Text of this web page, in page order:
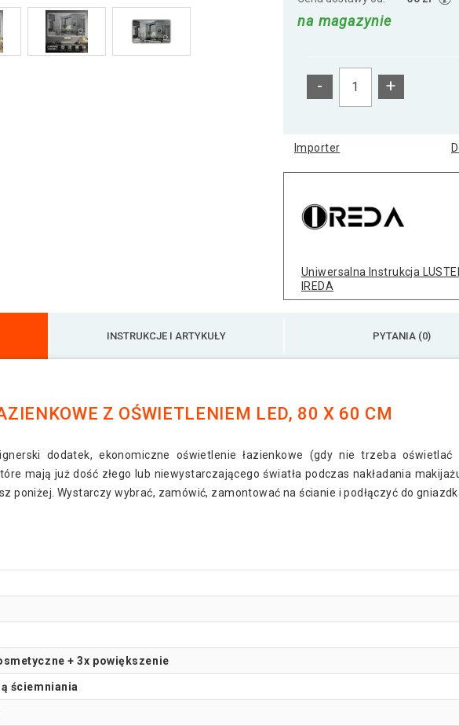
na magazynie
- +
Importer
Uniwersalna Instrukcja
IREDA
INSTRUKCJE I ARTYKUŁY PYTANIA (0)
Z OŚWIETLENIEM LED, 80 X 60 CM
dodatek, ekonomiczne oświetlenie łazienkowe (gdy nie trzeba
mają już dość złego lub niewystarczającego światła podczas nakładania
poniżej. Wystarczy wybrać, zamówić, zamontować na ścianie i podłączyć do
+ 3x powiększenie
ściemniania